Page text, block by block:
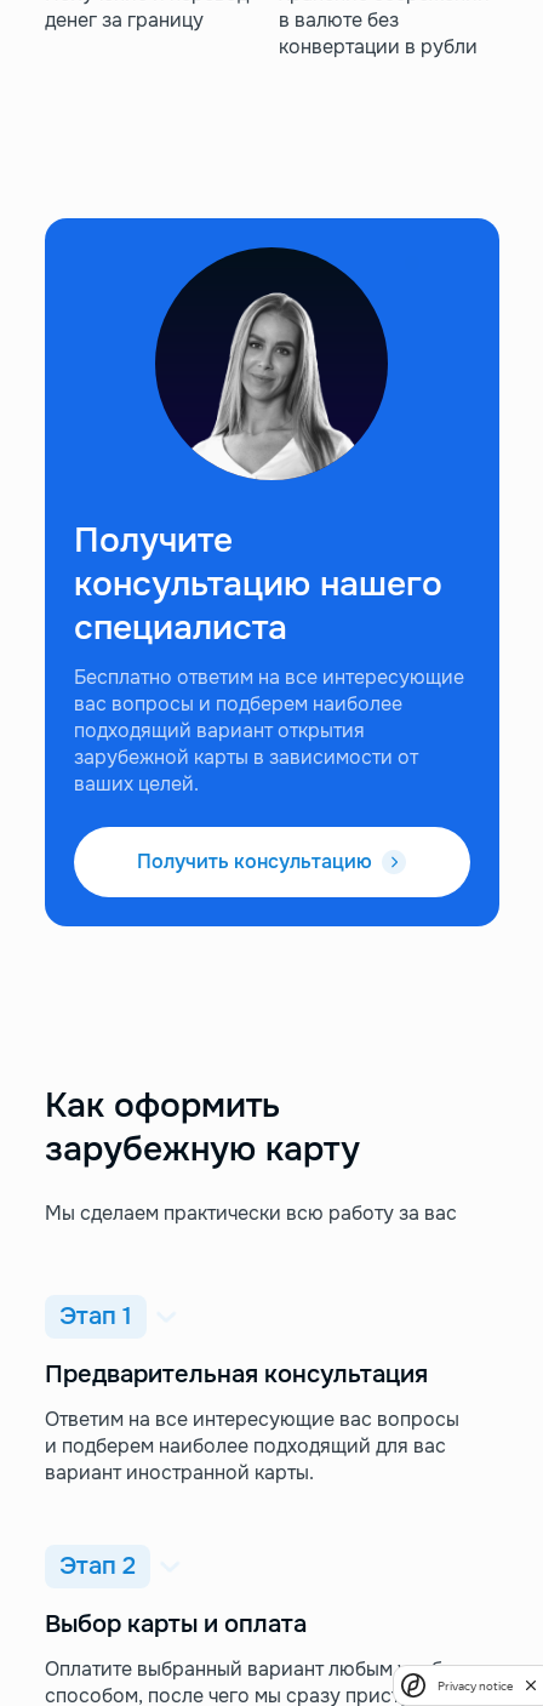
денег за границу
в валюте без
конвертации в рубли
Получите
консультацию нашего
специалиста
Бесплатно ответим на все интересующие
вас вопросы и подберем наиболее
подходящий вариант открытия
зарубежной карты в зависимости от
ваших целей.
Получить консультацию
Как оформить
зарубежную карту
Мы сделаем практически всю работу за вас
Этап 1
Предварительная консультация
Ответим на все интересующие вас вопросы
и подберем наиболее подходящий для вас
вариант иностранной карты.
Этап 2
Выбор карты и оплата
Оплатите выбранный вариант любым удобным
способом, после чего мы сразу приступимPrivacy notice